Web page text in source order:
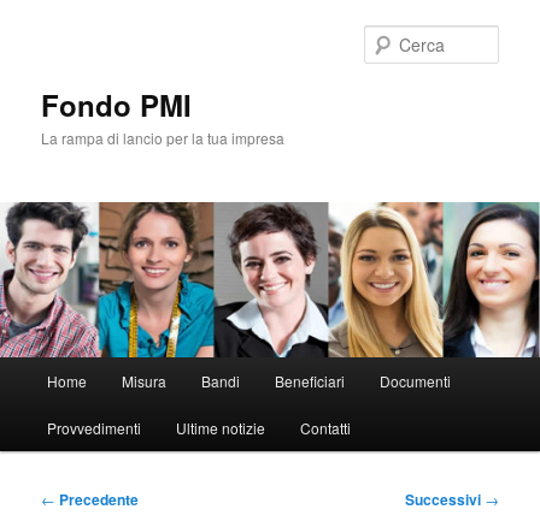
Fondo PMI
La rampa di lancio per la tua impresa
principale
Home Misura Bandi Beneficiari Documenti
Provvedimenti Ultime notizie Contatti
Navigazione
← Precedente Successivi →